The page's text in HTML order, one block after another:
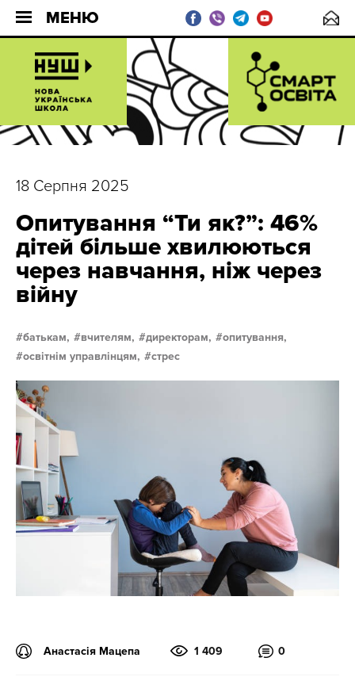
МЕНЮ
18 Серпня 2025
Опитування “Ти як?”: 46%
дітей більше хвилюються
через навчання, ніж через
війну
батькам, вчителям, директорам,
опитування,
освітнім управлінцям,
стрес
Анастасія Мацепа 1 409 0